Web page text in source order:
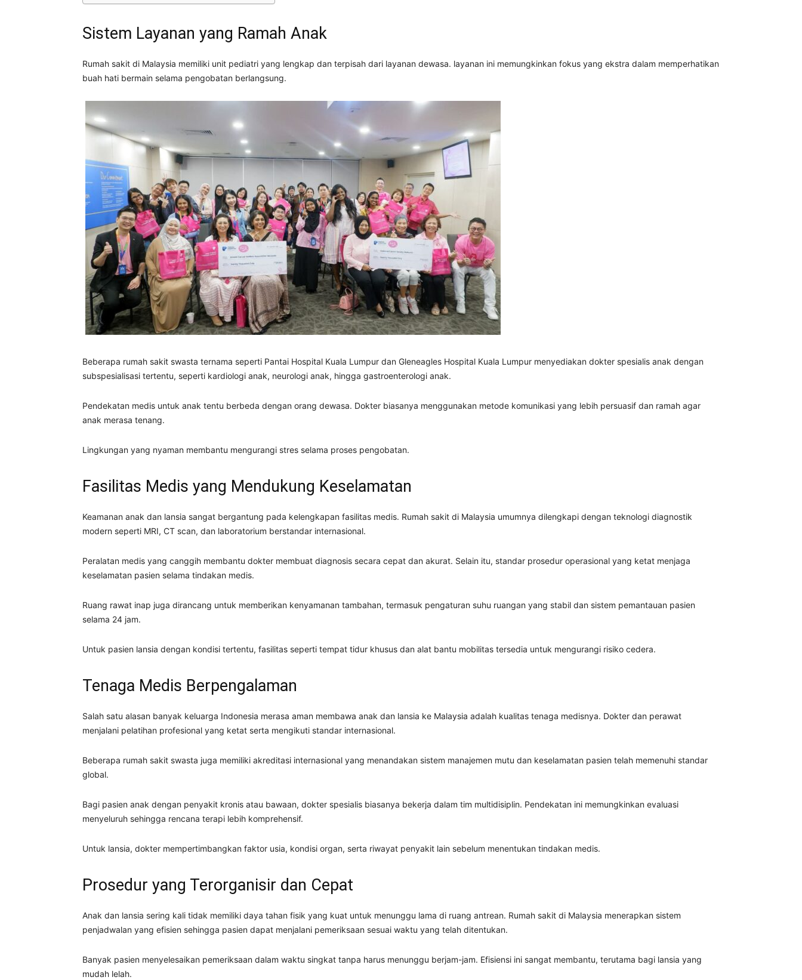
Sistem Layanan yang Ramah Anak
Rumah sakit di Malaysia memiliki unit pediatri yang lengkap dan terpisah dari layanan dewasa. layanan ini memungkinkan fokus yang ekstra dalam memperhatikan
buah hati bermain selama pengobatan berlangsung.
Beberapa rumah sakit swasta ternama seperti Pantai Hospital Kuala Lumpur dan Gleneagles Hospital Kuala Lumpur menyediakan dokter spesialis anak dengan
subspesialisasi tertentu, seperti kardiologi anak, neurologi anak, hingga gastroenterologi anak.
Pendekatan medis untuk anak tentu berbeda dengan orang dewasa. Dokter biasanya menggunakan metode komunikasi yang lebih persuasif dan ramah agar
anak merasa tenang.
Lingkungan yang nyaman membantu mengurangi stres selama proses pengobatan.
Fasilitas Medis yang Mendukung Keselamatan
Keamanan anak dan lansia sangat bergantung pada kelengkapan fasilitas medis. Rumah sakit di Malaysia umumnya dilengkapi dengan teknologi diagnostik
modern seperti MRI, CT scan, dan laboratorium berstandar internasional.
Peralatan medis yang canggih membantu dokter membuat diagnosis secara cepat dan akurat. Selain itu, standar prosedur operasional yang ketat menjaga
keselamatan pasien selama tindakan medis.
Ruang rawat inap juga dirancang untuk memberikan kenyamanan tambahan, termasuk pengaturan suhu ruangan yang stabil dan sistem pemantauan pasien
selama 24 jam.
Untuk pasien lansia dengan kondisi tertentu, fasilitas seperti tempat tidur khusus dan alat bantu mobilitas tersedia untuk mengurangi risiko cedera.
Tenaga Medis Berpengalaman
Salah satu alasan banyak keluarga Indonesia merasa aman membawa anak dan lansia ke Malaysia adalah kualitas tenaga medisnya. Dokter dan perawat
menjalani pelatihan profesional yang ketat serta mengikuti standar internasional.
Beberapa rumah sakit swasta juga memiliki akreditasi internasional yang menandakan sistem manajemen mutu dan keselamatan pasien telah memenuhi standar
global.
Bagi pasien anak dengan penyakit kronis atau bawaan, dokter spesialis biasanya bekerja dalam tim multidisiplin. Pendekatan ini memungkinkan evaluasi
menyeluruh sehingga rencana terapi lebih komprehensif.
Untuk lansia, dokter mempertimbangkan faktor usia, kondisi organ, serta riwayat penyakit lain sebelum menentukan tindakan medis.
Prosedur yang Terorganisir dan Cepat
Anak dan lansia sering kali tidak memiliki daya tahan fisik yang kuat untuk menunggu lama di ruang antrean. Rumah sakit di Malaysia menerapkan sistem
penjadwalan yang efisien sehingga pasien dapat menjalani pemeriksaan sesuai waktu yang telah ditentukan.
Banyak pasien menyelesaikan pemeriksaan dalam waktu singkat tanpa harus menunggu berjam-jam. Efisiensi ini sangat membantu, terutama bagi lansia yang
mudah lelah.